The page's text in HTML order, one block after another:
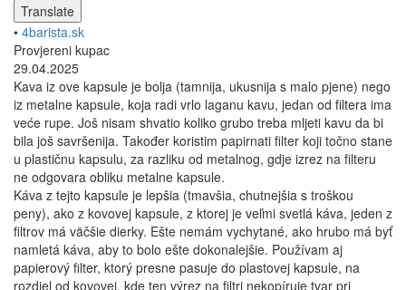
Translate
• 4barista.sk
Provjereni kupac
29.04.2025
Kava iz ove kapsule je bolja (tamnija, ukusnija s malo pjene) nego
iz metalne kapsule, koja radi vrlo laganu kavu, jedan od filtera ima
veće rupe. Još nisam shvatio koliko grubo treba mljeti kavu da bi
bila još savršenija. Također koristim papirnati filter koji točno stane
u plastičnu kapsulu, za razliku od metalnog, gdje izrez na filteru
ne odgovara obliku metalne kapsule.
Káva z tejto kapsule je lepšia (tmavšia, chutnejšia s troškou
peny), ako z kovovej kapsule, z ktorej je veľmi svetlá káva, jeden z
filtrov má väčšie dierky. Ešte nemám vychytané, ako hrubo má byť
namletá káva, aby to bolo ešte dokonalejšie. Používam aj
papierový filter, ktorý presne pasuje do plastovej kapsule, na
rozdiel od kovovej, kde ten výrez na filtri nekopíruje tvar pri